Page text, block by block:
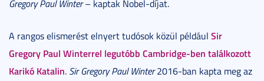
Gregory Paul Winter– kaptak Nobel-díjat.
A rangos elismerést elnyert tudósok közül például Sir
Gregory Paul Winterrel legutóbb Cambridge-ben találkozott
Karikó Katalin. Sir Gregory Paul Winter2016-ban kapta meg az